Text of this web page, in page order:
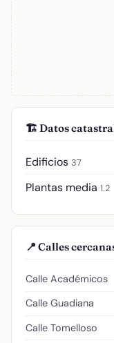
🏗️ Datos
Edificios 37
Plantas media 1.2
📍 Calles
Calle Académicos
Calle Guadiana
Calle Tomelloso